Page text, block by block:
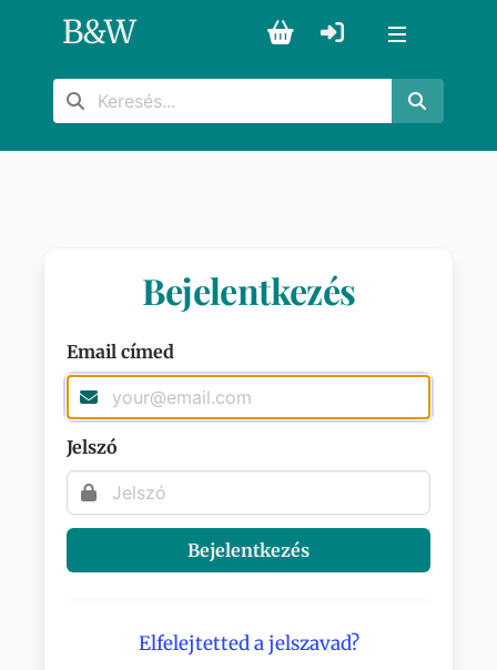
B&W
Bejelentkezés
Email címed
Jelszó
Bejelentkezés
Elfelejtetted a jelszavad?